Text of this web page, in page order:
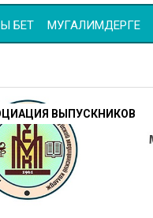
БЕТ МУГАЛИМДЕРГЕ
ВЫПУСКНИКОВ